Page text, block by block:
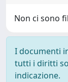
Non ci sono
I documenti
tutti i diritti
indicazione.